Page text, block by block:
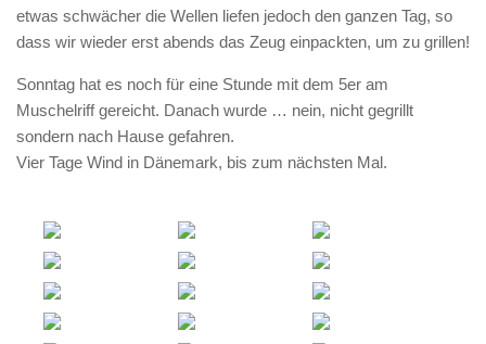
etwas schwächer die Wellen liefen jedoch den ganzen Tag, so
dass wir wieder erst abends das Zeug einpackten, um zu grillen!
Sonntag hat es noch für eine Stunde mit dem 5er am
Muschelriff gereicht. Danach wurde … nein, nicht gegrillt
sondern nach Hause gefahren.
Vier Tage Wind in Dänemark, bis zum nächsten Mal.